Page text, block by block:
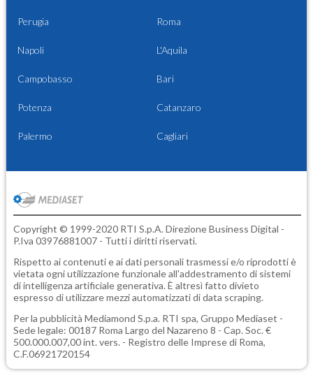
Perugia Roma
Napoli L'Aquila
Campobasso Bari
Potenza Catanzaro
Palermo Cagliari
Copyright © 1999-2020 RTI S.p.A. Direzione Business Digital -
P.Iva 03976881007 - Tutti i diritti riservati.
Rispetto ai contenuti e ai dati personali trasmessi e/o riprodotti è
vietata ogni utilizzazione funzionale all'addestramento di sistemi
di intelligenza artificiale generativa. È altresì fatto divieto
espresso di utilizzare mezzi automatizzati di data scraping.
Per la pubblicità Mediamond S.p.a. RTI spa, Gruppo Mediaset -
Sede legale: 00187 Roma Largo del Nazareno 8 - Cap. Soc. €
500.000.007,00 int. vers. - Registro delle Imprese di Roma,
C.F.06921720154